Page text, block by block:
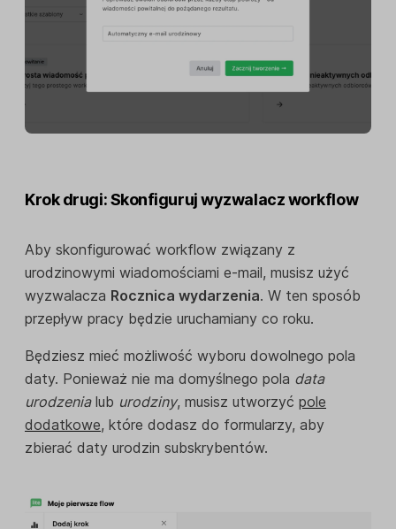
Krok drugi: Skonfiguruj wyzwalacz workflow
Aby skonfigurować workflow związany z
urodzinowymi wiadomościami e-mail, musisz użyć
wyzwalacza Rocznica wydarzenia. W ten sposób
przepływ pracy będzie uruchamiany co roku.
Będziesz mieć możliwość wyboru dowolnego pola
daty. Ponieważ nie ma domyślnego pola data
urodzenialub urodziny, musisz utworzyć pole
dodatkowe, które dodasz do formularzy, aby
zbierać daty urodzin subskrybentów.